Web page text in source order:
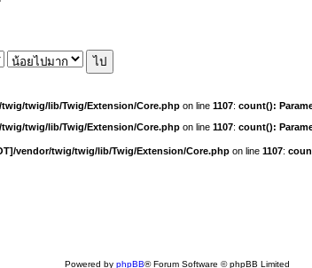
twig/lib/Twig/Extension/Core.php on line 1107: count():
twig/lib/Twig/Extension/Core.php on line 1107: count():
vendor/twig/twig/lib/Twig/Extension/Core.php on line 1107:
Powered by phpBB® Forum Software © phpBB Limited